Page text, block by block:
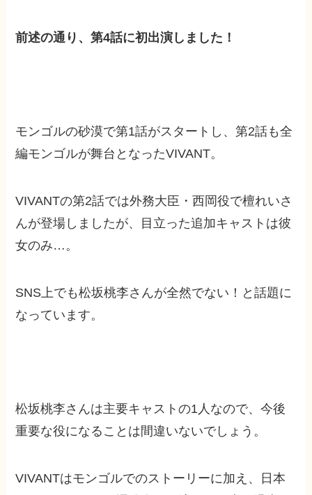
前述の通り、第4話に初出演しました！
モンゴルの砂漠で第1話がスタートし、第2話も全
編モンゴルが舞台となったVIVANT。
VIVANTの第2話では外務大臣・西岡役で檀れいさ
んが登場しましたが、目立った追加キャストは彼
女のみ…。
SNS上でも松坂桃李さんが全然でない！と話題に
なっています。
松坂桃李さんは主要キャストの1人なので、今後
重要な役になることは間違いないでしょう。
VIVANTはモンゴルでのストーリーに加え、日本